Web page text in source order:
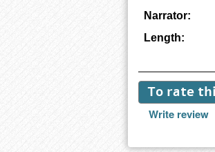
Narrator:
Length:
To rate
Write review